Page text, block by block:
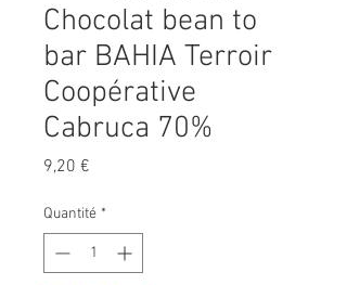
Chocolat bean to
bar BAHIA Terroir
Coopérative
Cabruca 70%
9,20 €
Quantité *